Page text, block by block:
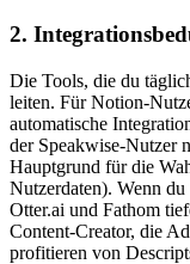
2.
Die Tools, die du
leiten. Für Notion-
automatische
der Speakwise-Nutzer
Hauptgrund für die
Nutzerdaten). Wenn
Otter.ai und Fathom
Content-Creator, die
profitieren von